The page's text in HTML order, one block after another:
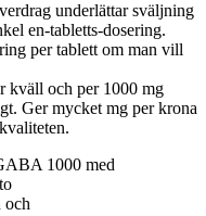
underlättar sväljning
en-tabletts-dosering.
per tablett om man vill
kväll och per 1000 mg
Ger mycket mg per krona
och